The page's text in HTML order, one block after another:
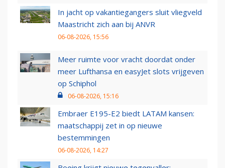
In jacht op vakantiegangers sluit vliegveld
Maastricht zich aan bij ANVR
06-08-2026, 15:56
Meer ruimte voor vracht doordat onder
meer Lufthansa en easyJet slots vrijgeven
op Schiphol
06-08-2026, 15:16
Embraer E195-E2 biedt LATAM kansen:
maatschappij zet in op nieuwe
bestemmingen
06-08-2026, 14:27